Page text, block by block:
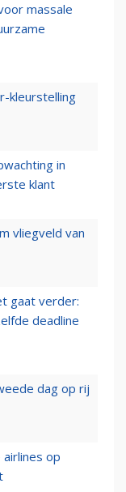
massale
kleurstelling
in
klant
vliegveld van
gaat verder:
deadline
dag op rij
op